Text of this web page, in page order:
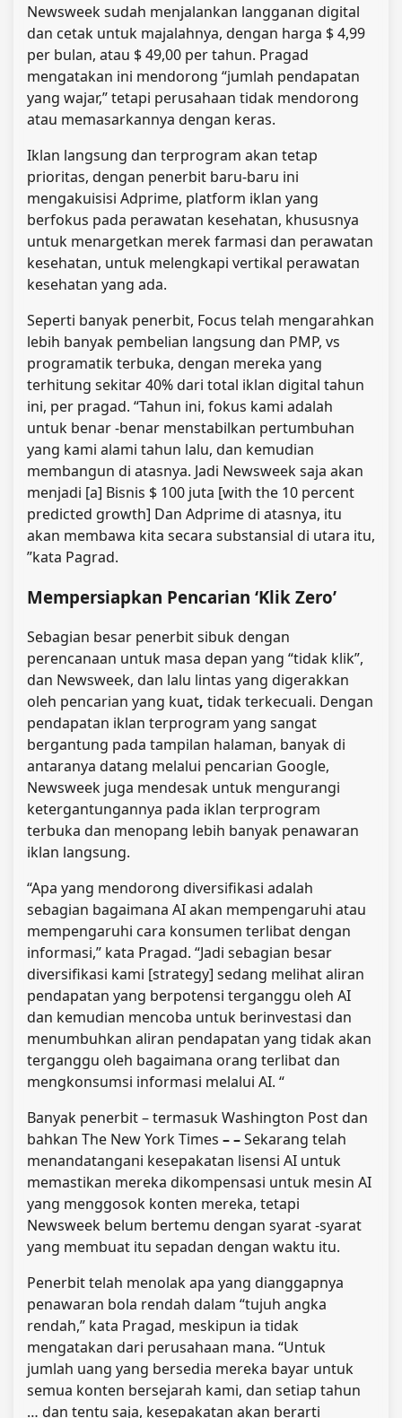
Newsweek sudah menjalankan langganan digital
dan cetak untuk majalahnya, dengan harga $ 4,99
per bulan, atau $ 49,00 per tahun. Pragad
mengatakan ini mendorong “jumlah pendapatan
yang wajar,” tetapi perusahaan tidak mendorong
atau memasarkannya dengan keras.
Iklan langsung dan terprogram akan tetap
prioritas, dengan penerbit baru-baru ini
mengakuisisi Adprime, platform iklan yang
berfokus pada perawatan kesehatan, khususnya
untuk menargetkan merek farmasi dan perawatan
kesehatan, untuk melengkapi vertikal perawatan
kesehatan yang ada.
Seperti banyak penerbit, Focus telah mengarahkan
lebih banyak pembelian langsung dan PMP, vs
programatik terbuka, dengan mereka yang
terhitung sekitar 40% dari total iklan digital tahun
ini, per pragad. “Tahun ini, fokus kami adalah
untuk benar -benar menstabilkan pertumbuhan
yang kami alami tahun lalu, dan kemudian
membangun di atasnya. Jadi Newsweek saja akan
menjadi [a] Bisnis $ 100 juta [with the 10 percent
predicted growth] Dan Adprime di atasnya, itu
akan membawa kita secara substansial di utara itu,
”kata Pagrad.
Mempersiapkan Pencarian ‘Klik Zero’
Sebagian besar penerbit sibuk dengan
perencanaan untuk masa depan yang “tidak klik”,
dan Newsweek, dan lalu lintas yang digerakkan
oleh pencarian yang kuat, tidak terkecuali. Dengan
pendapatan iklan terprogram yang sangat
bergantung pada tampilan halaman, banyak di
antaranya datang melalui pencarian Google,
Newsweek juga mendesak untuk mengurangi
ketergantungannya pada iklan terprogram
terbuka dan menopang lebih banyak penawaran
iklan langsung.
“Apa yang mendorong diversifikasi adalah
sebagian bagaimana AI akan mempengaruhi atau
mempengaruhi cara konsumen terlibat dengan
informasi,” kata Pragad. “Jadi sebagian besar
diversifikasi kami [strategy] sedang melihat aliran
pendapatan yang berpotensi terganggu oleh AI
dan kemudian mencoba untuk berinvestasi dan
menumbuhkan aliran pendapatan yang tidak akan
terganggu oleh bagaimana orang terlibat dan
mengkonsumsi informasi melalui AI. “
Banyak penerbit – termasuk Washington Post dan
bahkan The New York Times – –Sekarang telah
menandatangani kesepakatan lisensi AI untuk
memastikan mereka dikompensasi untuk mesin AI
yang menggosok konten mereka, tetapi
Newsweek belum bertemu dengan syarat -syarat
yang membuat itu sepadan dengan waktu itu.
Penerbit telah menolak apa yang dianggapnya
penawaran bola rendah dalam “tujuh angka
rendah,” kata Pragad, meskipun ia tidak
mengatakan dari perusahaan mana. “Untuk
jumlah uang yang bersedia mereka bayar untuk
semua konten bersejarah kami, dan setiap tahun
… dan tentu saja, kesepakatan akan berarti